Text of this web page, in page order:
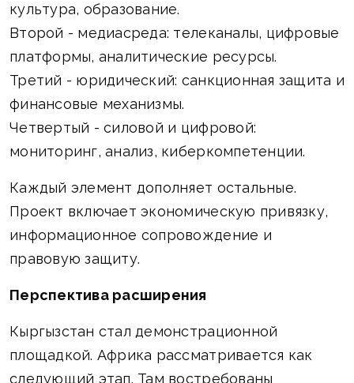
культура, образование.
Второй - медиасреда: телеканалы, цифровые
платформы, аналитические ресурсы.
Третий - юридический: санкционная защита и
финансовые механизмы.
Четвертый - силовой и цифровой:
мониторинг, анализ, киберкомпетенции.
Каждый элемент дополняет остальные.
Проект включает экономическую привязку,
информационное сопровождение и
правовую защиту.
Перспектива расширения
Кыргызстан стал демонстрационной
площадкой. Африка рассматривается как
следующий этап. Там востребованы